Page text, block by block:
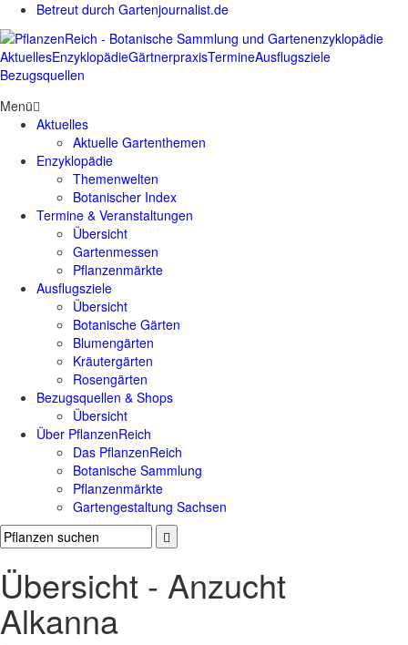
Betreut durch Gartenjournalist.de
AktuellesEnzyklopädieGärtnerpraxisTermineAusflugsziele
Bezugsquellen
Menü
Aktuelles
Aktuelle Gartenthemen
Enzyklopädie
Themenwelten
Botanischer Index
Termine & Veranstaltungen
Übersicht
Gartenmessen
Pflanzenmärkte
Ausflugsziele
Übersicht
Botanische Gärten
Blumengärten
Kräutergärten
Rosengärten
Bezugsquellen & Shops
Übersicht
Über PflanzenReich
Das PflanzenReich
Botanische Sammlung
Pflanzenmärkte
Gartengestaltung Sachsen
Übersicht - Anzucht
Alkanna